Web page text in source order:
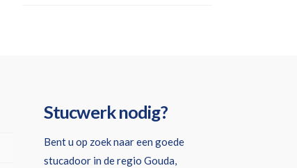
Stucwerk nodig?
Bent u op zoek naar een goede
stucadoor in de regio Gouda,